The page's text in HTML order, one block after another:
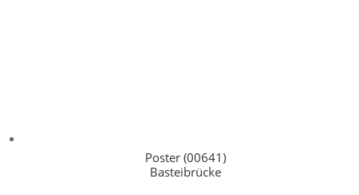
Poster (00641)
Basteibrücke